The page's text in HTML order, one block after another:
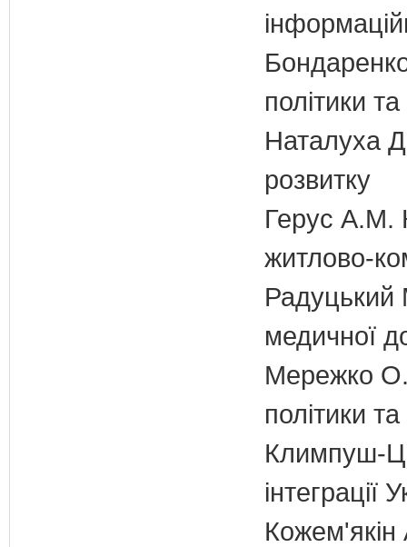
політики
Наталуха
розвитку
Герус А.М.
житлово-
Радуцький
медичної
Мережко
політики
Климпуш-
Кожем'якін